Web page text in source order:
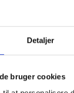
Detaljer
bruger cookies
fragt til
599,-
Plus
39,00